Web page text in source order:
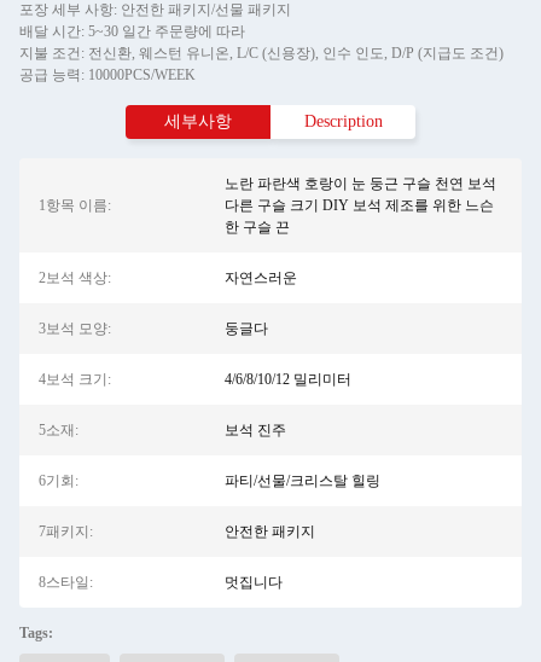
포장 세부 사항: 안전한 패키지/선물 패키지
배달 시간: 5~30 일간 주문량에 따라
지불 조건: 전신환, 웨스턴 유니온, L/C (신용장), 인수 인도, D/P (지급도 조건)
공급 능력: 10000PCS/WEEK
세부사항 Description
1항목 이름:
노란 파란색 호랑이 눈 둥근 구슬 천연 보석
다른 구슬 크기 DIY 보석 제조를 위한 느슨
한 구슬 끈
2보석 색상: 자연스러운
3보석 모양: 둥글다
4보석 크기: 4/6/8/10/12 밀리미터
5소재: 보석 진주
6기회: 파티/선물/크리스탈 힐링
7패키지: 안전한 패키지
8스타일: 멋집니다
Tags: